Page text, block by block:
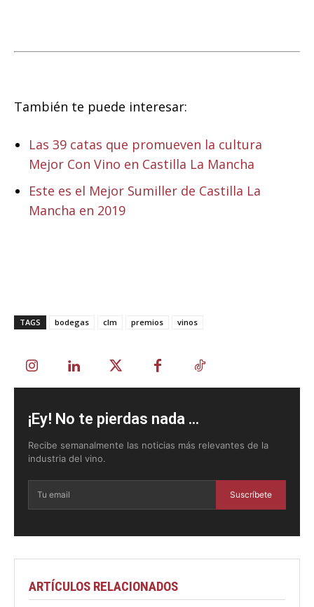
También te puede interesar:
Las 39 catas que promueven la cultura
Mejor Con Vino en Castilla La Mancha
Este es el Mejor Sumiller de Castilla La
Mancha en 2019
TAGS bodegas clm premios vinos
¡Ey! No te pierdas nada ...
Recibe semanalmente las noticias más relevantes de la
industria del vino.
Suscríbete
ARTÍCULOS RELACIONADOS